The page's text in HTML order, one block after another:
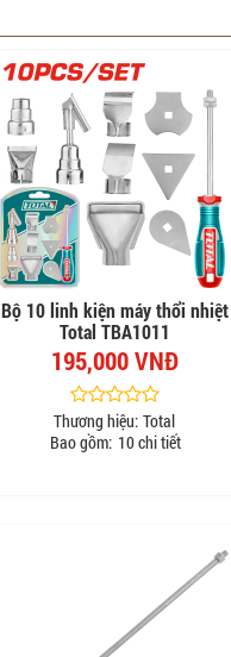
Bộ 10 linh kiện máy thổi nhiệt
Total TBA1011
195,000 VNĐ
Thương hiệu: Total
Bao gồm: 10 chi tiết